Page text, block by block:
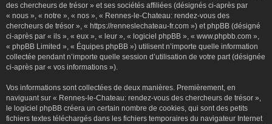
des chercheurs de trésor » et ses sociétés affiliées (désignés ci-après par
« nous », « notre », « nos », « Rennes-le-Chateau: rendez-vous des
chercheurs de trésor », « https://renneslechateau-fr.com ») et phpBB (désigné
ci-après par « ils », « eux », « leur », « logiciel phpBB », « www.phpbb.com »,
« phpBB Limited », « Équipes phpBB ») utilisent n’importe quelle information
collectée pendant n’importe quelle session d’utilisation de votre part (désignée
ci-après par « vos informations »).
Vos informations sont collectées de deux manières. Premièrement, en
naviguant sur « Rennes-le-Chateau: rendez-vous des chercheurs de trésor »,
le logiciel phpBB créera un certain nombre de cookies, qui sont des petits
fichiers textes téléchargés dans les fichiers temporaires du navigateur Internet